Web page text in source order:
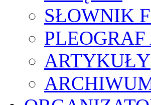
SŁOWNIK
ARTYKUŁY